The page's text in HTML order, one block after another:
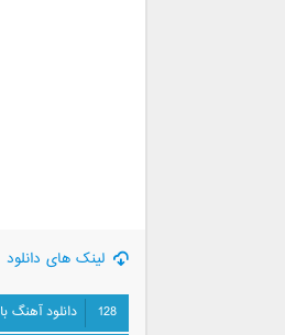
لینک های دانلود
128
دانلود آهنگ با